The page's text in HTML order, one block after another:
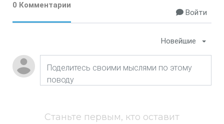
0 Комментарии
Войти
Новейшие
Станьте первым, кто оставит